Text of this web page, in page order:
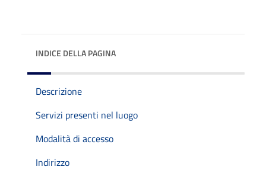
INDICE DELLA PAGINA
Descrizione
Servizi presenti nel luogo
Modalità di accesso
Indirizzo